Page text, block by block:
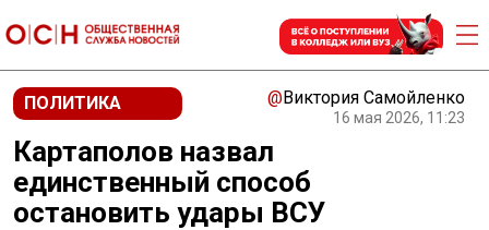
ПОЛИТИКА @Виктория Самойленко
16 мая 2026, 11:23
Картаполов назвал
единственный способ
остановить удары ВСУ